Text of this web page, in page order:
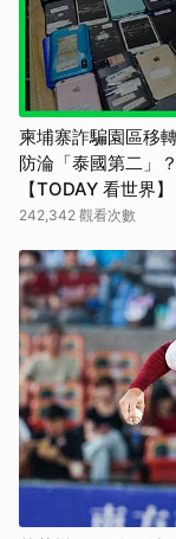
柬埔寨詐騙園區移
防淪「泰國第二」
【TODAY 看世界】
242,342 觀看次數